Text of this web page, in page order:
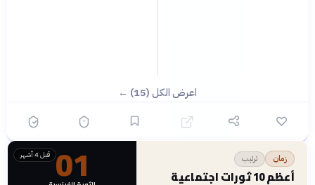
اعرض الكل (15) ←
زمان ترتيب
أعظم 10 ثورات اجتماعية
قبل 4 أشهر 01